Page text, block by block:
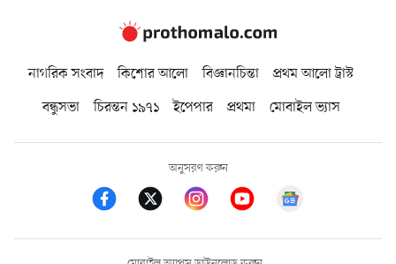
নাগরিক সংবাদ কিশোর আলো বিজ্ঞানচিন্তা
প্রথম আলো ট্রাস্ট
বন্ধুসভা
চিরন্তন ১৯৭১ ইপেপার প্রথমা মোবাইল ভ্যাস
অনুসরণ করুন